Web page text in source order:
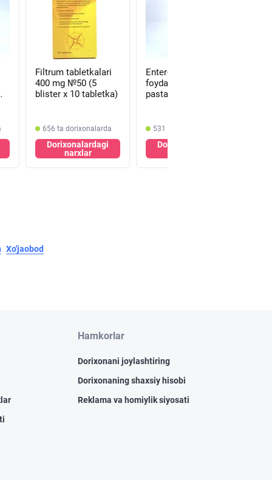
Filtrum tabletkalari
400 mg №50 (5
blister х 10 tabletka)
656 ta dorixonalarda
Dorixonalardagi
narxlar
Enterosgel ichki
foydalanish uchun
pasta 225 g (naycha)
531 ta dorixonalarda
Dorixonalardagi
Xo'jaobod
Hamkorlar
Dorixonani joylashtiring
Dorixonaning shaxsiy hisobi
Reklama va homiylik siyosati